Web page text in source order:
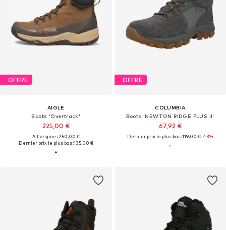
OFFRE
AIGLE
Boots 'Overtrack'
225,00 €
À l'origine : 250,00 €
Dernier prix le plus bas :135,00 €
OFFRE
COLUMBIA
Boots 'NEWTON RIDGE PLUS II'
67,92 €
Dernier prix le plus bas :119,00 €-43%